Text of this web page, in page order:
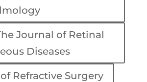
Journal of Retinal
Diseases
Refractive Surgery